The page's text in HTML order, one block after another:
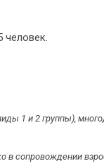
человек.
1 и 2 группы),
в сопровождении